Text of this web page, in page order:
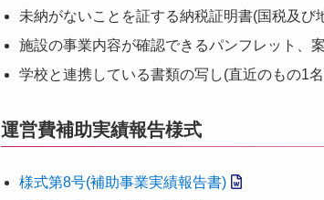
未納がないことを証する納税証明書(国税及び
施設の事業内容が確認できるパンフレット、
学校と連携している書類の写し(直近のもの1
運営費補助実績報告様式
様式第8号(補助事業実績報告書)